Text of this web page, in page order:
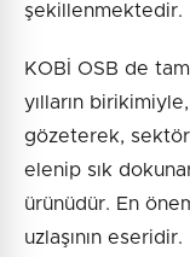
şekillenmektedir.
KOBİ OSB de
yılların
gözeterek,
elenip sık
ürünüdür. En
uzlaşının eseridir.